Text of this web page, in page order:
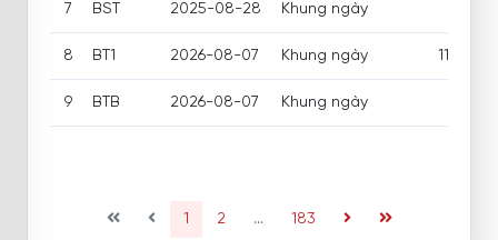
7 BST 2025-08-28 Khung ngày
8 BT1 2026-08-07 Khung ngày 11,000 /
9 BTB 2026-08-07 Khung ngày
1 (current)
2 ... 183